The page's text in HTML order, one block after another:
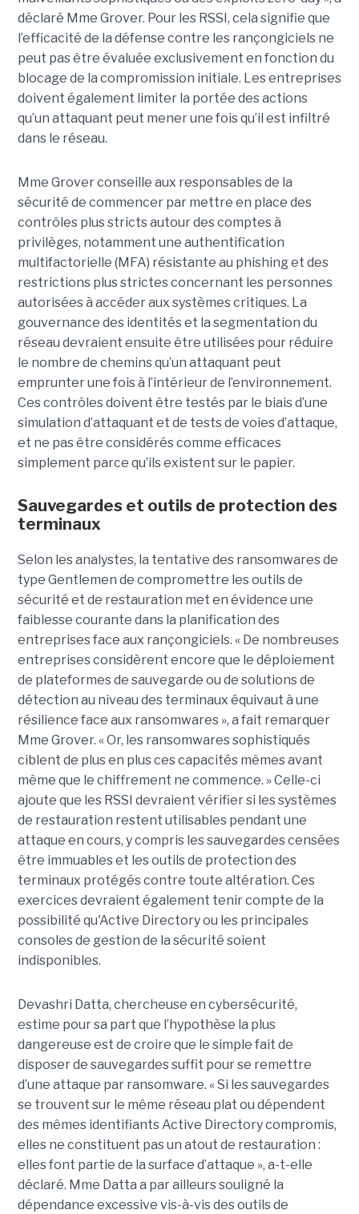
déclaré Mme Grover. Pour les RSSI, cela signifie que
l’efficacité de la défense contre les rançongiciels ne
peut pas être évaluée exclusivement en fonction du
blocage de la compromission initiale. Les entreprises
doivent également limiter la portée des actions
qu’un attaquant peut mener une fois qu’il est infiltré
dans le réseau.
Mme Grover conseille aux responsables de la
sécurité de commencer par mettre en place des
contrôles plus stricts autour des comptes à
privilèges, notamment une authentification
multifactorielle (MFA) résistante au phishing et des
restrictions plus strictes concernant les personnes
autorisées à accéder aux systèmes critiques. La
gouvernance des identités et la segmentation du
réseau devraient ensuite être utilisées pour réduire
le nombre de chemins qu’un attaquant peut
emprunter une fois à l’intérieur de l’environnement.
Ces contrôles doivent être testés par le biais d’une
simulation d’attaquant et de tests de voies d’attaque,
et ne pas être considérés comme efficaces
simplement parce qu’ils existent sur le papier.
Sauvegardes et outils de protection des
terminaux
Selon les analystes, la tentative des ransomwares de
type Gentlemen de compromettre les outils de
sécurité et de restauration met en évidence une
faiblesse courante dans la planification des
entreprises face aux rançongiciels. « De nombreuses
entreprises considèrent encore que le déploiement
de plateformes de sauvegarde ou de solutions de
détection au niveau des terminaux équivaut à une
résilience face aux ransomwares », a fait remarquer
Mme Grover. « Or, les ransomwares sophistiqués
ciblent de plus en plus ces capacités mêmes avant
même que le chiffrement ne commence. » Celle-ci
ajoute que les RSSI devraient vérifier si les systèmes
de restauration restent utilisables pendant une
attaque en cours, y compris les sauvegardes censées
être immuables et les outils de protection des
terminaux protégés contre toute altération. Ces
exercices devraient également tenir compte de la
possibilité qu'Active Directory ou les principales
consoles de gestion de la sécurité soient
indisponibles.
Devashri Datta, chercheuse en cybersécurité,
estime pour sa part que l’hypothèse la plus
dangereuse est de croire que le simple fait de
disposer de sauvegardes suffit pour se remettre
d’une attaque par ransomware. « Si les sauvegardes
se trouvent sur le même réseau plat ou dépendent
des mêmes identifiants Active Directory compromis,
elles ne constituent pas un atout de restauration :
elles font partie de la surface d’attaque », a-t-elle
déclaré. Mme Datta a par ailleurs souligné la
dépendance excessive vis-à-vis des outils de